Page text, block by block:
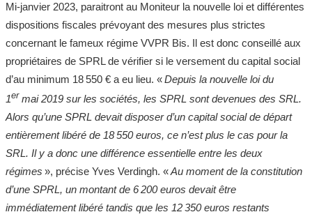
Mi-janvier 2023, paraitront au Moniteur la nouvelle loi et différentes
dispositions fiscales prévoyant des mesures plus strictes
concernant le fameux régime VVPR Bis. Il est donc conseillé aux
propriétaires de SPRL de vérifier si le versement du capital social
d’au minimum 18 550 € a eu lieu. «Depuis la nouvelle loi du
1er mai 2019 sur les sociétés, les SPRL sont devenues des SRL.
Alors qu’une SPRL devait disposer d’un capital social de départ
entièrement libéré de 18 550 euros, ce n’est plus le cas pour la
SRL. Il y a donc une différence essentielle entre les deux
régimes », précise Yves Verdingh. «Au moment de la constitution
d’une SPRL, un montant de 6 200 euros devait être
immédiatement libéré tandis que les 12 350 euros restants